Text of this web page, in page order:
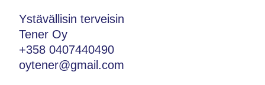
Ystävällisin terveisin
Tener Oy
+358 0407440490
oytener@gmail.com